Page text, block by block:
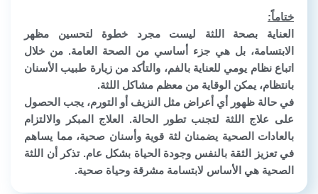
ختاماً:
العناية بصحة اللثة ليست مجرد خطوة لتحسين مظهر
الابتسامة، بل هي جزء أساسي من الصحة العامة. من خلال
اتباع نظام يومي للعناية بالفم، والتأكد من زيارة طبيب الأسنان
بانتظام، يمكن الوقاية من معظم مشاكل اللثة.
في حالة ظهور أي أعراض مثل النزيف أو التورم، يجب الحصول
على علاج اللثة لتجنب تطور الحالة. العلاج المبكر والالتزام
بالعادات الصحية يضمنان لثة قوية وأسنان صحية، مما يساهم
في تعزيز الثقة بالنفس وجودة الحياة بشكل عام. تذكر أن اللثة
الصحية هي الأساس لابتسامة مشرقة وحياة صحية.